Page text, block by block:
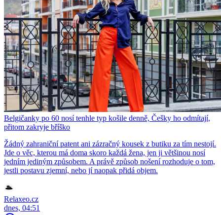
Belgičanky po 60 nosí tenhle typ košile denně, Češky ho odmítají,
přitom zakryje bříško
Žádný zahraniční patent ani zázračný kousek z butiku za tím nestojí.
Jde o věc, kterou má doma skoro každá žena, jen ji většinou nosí
jedním jediným způsobem. A právě způsob nošení rozhoduje o tom,
jestli postavu zjemní, nebo jí naopak přidá objem.
Relaxeo.cz
dnes, 04:51